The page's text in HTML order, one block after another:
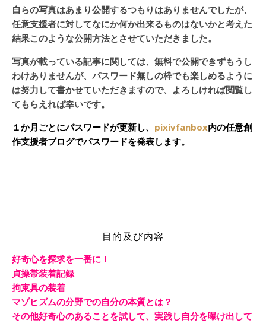
自らの写真はあまり公開するつもりはありませんでしたが、
任意支援者に対してなにか何か出来るものはないかと考えた
結果このような公開方法とさせていただきました。
写真が載っている記事に関しては、無料で公開できずもうし
わけありませんが、パスワード無しの枠でも楽しめるように
は努力して書かせていただきますので、よろしければ閲覧し
てもらえれば幸いです。
１か月ごとにパスワードが更新し、 pixivfanbox内の任意創
作支援者ブログでパスワードを発表します。
目的及び内容
好奇心を探求を一番に！
貞操帯装着記録
拘束具の装着
マゾヒズムの分野での自分の本質とは？
その他好奇心のあることを試して、実践し自分を曝け出して